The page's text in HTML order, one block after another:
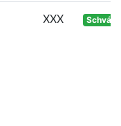
XXX